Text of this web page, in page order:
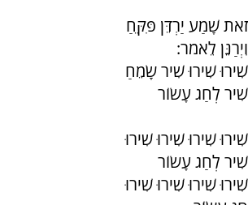
זֹאת שָׁמַע יַרְדֵּן פִּקֵּחַ
וִיְרַנֵּן לֵאמֹר:
שִׁירוּ שִׁירוּ שִׁיר שָׂמֵחַ
שִׁיר לְחַג עָשׂוֹר
שִׁירוּ שִׁירוּ שִׁירוּ שִׁירוּ
שִׁיר לְחַג עָשׂוֹר
שִׁירוּ שִׁירוּ שִׁירוּ שִׁירוּ